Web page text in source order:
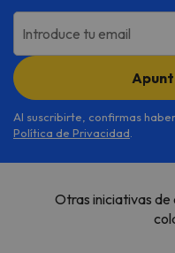
Introduce tu email
Al suscribirte, confirmas
Política de Privacidad
Otras iniciativas de